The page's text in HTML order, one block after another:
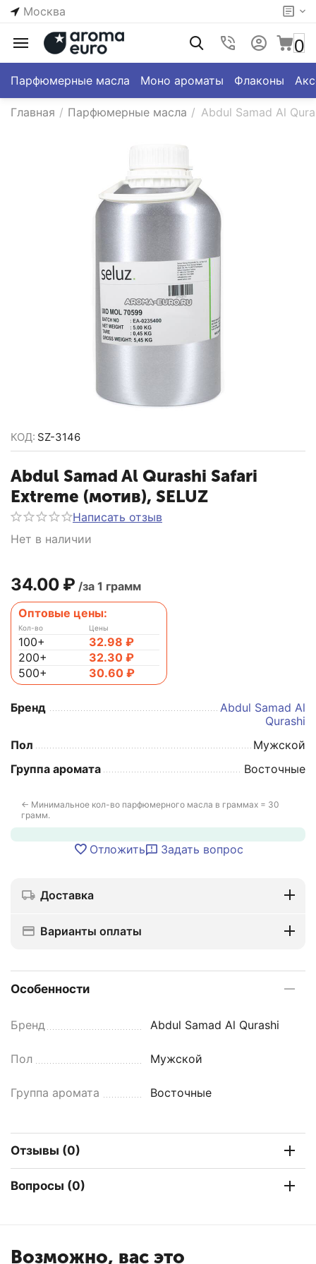
Москва
0
Парфюмерные масла Моно ароматы Флаконы
Главная / Парфюмерные масла / Abdul Samad Al
КОД: SZ-3146
Abdul Samad Al Qurashi Safari
Extreme (мотив), SELUZ
Написать отзыв
Нет в наличии
34.00 ₽ /за 1 грамм
Оптовые цены:
Кол-во
100+
200+
500+
Цены
32.98 ₽
32.30 ₽
30.60 ₽
Бренд
Abdul Samad Al
Qurashi
Пол
Мужской
Группа аромата
Восточные
← Минимальное кол-во парфюмерного масла в граммах = 30
грамм.
Отложить Задать вопрос
Доставка
Варианты оплаты
Особенности
Бренд Abdul Samad Al Qurashi
Пол Мужской
Группа аромата Восточные
Отзывы (0)
Вопросы (0)
Возможно, вас это